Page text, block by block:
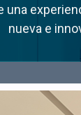
una
nueva e